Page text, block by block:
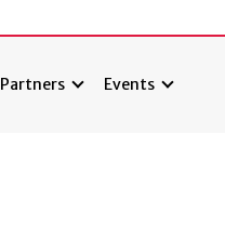
Partners Events